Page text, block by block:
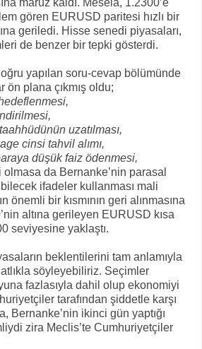
maruz kaldı. Mesela, 1.2300’e
gören EURUSD paritesi hızlı bir
geriledi. Hisse senedi piyasaları,
de benzer bir tepki gösterdi.
yapılan soru-cevap bölümünde
ön plana çıkmış oldu;
uzatılması,
cinsi tahvil alımı,
düşük faiz ödenmesi,
da Bernanke’nin parasal
ifadeler kullanması mali
önemli bir kısmının geri alınmasına
altına gerileyen EURUSD kısa
seviyesine yaklaştı.
beklentilerini tam anlamıyla
söyleyebiliriz. Seçimler
fazlasıyla dahil olup ekonomiyi
tarafından şiddetle karşı
Bernanke’nin ikinci gün yaptığı
zira Meclis’te Cumhuriyetçiler